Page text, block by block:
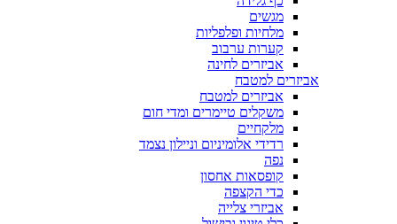
מגשים
מלחיות ופלפליות
קערות ערבוב
אביזרים לחינה
אביזרים למטבח
אביזרים למטבח
משקלים טיימרים ומדי חום
מלקחיים
רדידי אלומיניום וניילון נצמד
נפה
קופסאות אחסון
כדי הקצפה
אביזרי צלייה